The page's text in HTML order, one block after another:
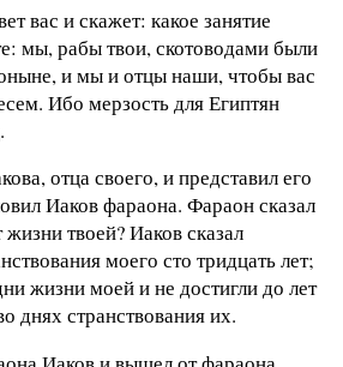
вас и скажет: какое занятие
мы, рабы твои, скотоводами были
и мы и отцы наши, чтобы вас
Ибо мерзость для Египтян
отца своего, и представил его
Иаков фараона. Фараон сказал
жизни твоей? Иаков сказал
моего сто тридцать лет;
жизни моей и не достигли до лет
днях странствования их.